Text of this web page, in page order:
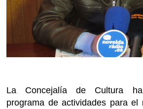
La Concejalía de Cultura
programa de actividades para el